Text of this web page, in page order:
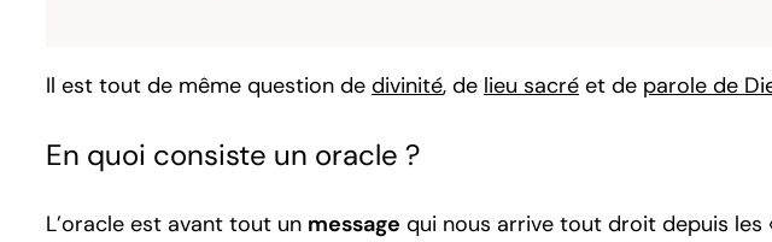
Il est tout de même question de divinité, de lieu sacré et de parole de
En quoi consiste un oracle ?
L’oracle est avant tout un message qui nous arrive tout droit depuis les